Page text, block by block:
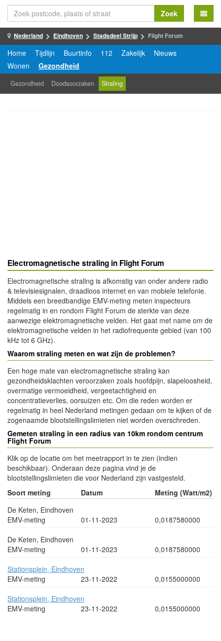
Zoek
Nederland Eindhoven Stadsdeel Strijp Flight Forum
Home Tijdlijn Buurtinfo 112 Zakelijk
Nieuws
Wonen
Gezondheid
Gezondheid Doodsoorzaken Straling
Electromagnetische straling in Flight Forum
Electromagnetische straling is afkomstig van onder andere radio
& televisiesignalen, draadloos internet en van mobiele telefonie.
Middels een breedbandige EMV-meting meten inspecteurs
regelmatig in en rondom Flight Forum de sterkte van deze
aanwezige elektromagnetische velden. Het gaat met name om de
elektromagnetische velden in het radiofrequente gebied (van 100
kHz tot 6 GHz).
Waarom straling meten en wat zijn de problemen?
Een hoge mate van electromagnetische straling kan
gezondheidsklachten veroorzaken zoals hoofdpijn, slapeloosheid,
overmatige vermoeidheid, vergeetachtigheid en
concentratieverlies, oorsuizen etc. Om die reden worden er
regelmatig in heel Nederland metingen gedaan om te kijken of de
zogenaamde blootstellingslimieten niet worden overschreden.
Gemeten straling in een radius van 10km rondom centrum
Flight Forum
Klik op de locatie om het meetrapport in te zien (indien
beschikbaar). Onderaan deze pagina vind je de
blootstellingslimieten die voor Nederland zijn vastgesteld.
Soort meting
Datum
Meting (Watt/m2)
De Keten, Eindhoven
EMV-meting
01-11-2023
0,0187580000
De Keten, Eindhoven
EMV-meting
01-11-2023
0,0187580000
Stationsplein, Eindhoven
EMV-meting
23-11-2022
0,0155000000
Stationsplein, Eindhoven
EMV-meting
23-11-2022 0,0155000000